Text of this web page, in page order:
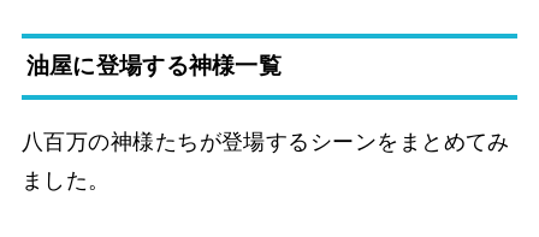
油屋に登場する神様一覧
八百万の神様たちが登場するシーンをまとめてみ
ました。